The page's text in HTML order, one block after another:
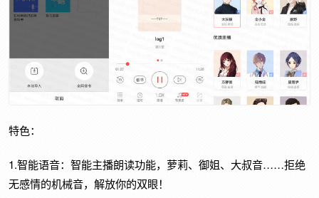
特色：
1.智能语音：智能主播朗读功能，萝莉、御姐、大叔音……拒绝
无感情的机械音，解放你的双眼！